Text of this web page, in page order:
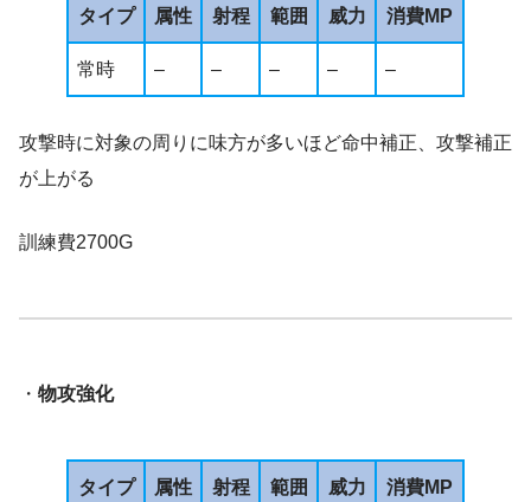
タイプ 属性 射程 範囲 威力 消費MP
常時 – – – – –
攻撃時に対象の周りに味方が多いほど命中補正、攻撃補正
が上がる
訓練費2700G
・ 物攻強化
タイプ 属性 射程 範囲 威力 消費MP